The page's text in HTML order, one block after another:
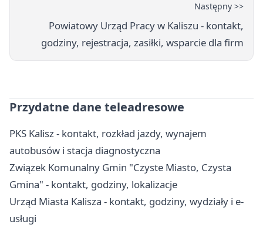
Następny >>
Powiatowy Urząd Pracy w Kaliszu - kontakt,
godziny, rejestracja, zasiłki, wsparcie dla firm
Przydatne dane teleadresowe
PKS Kalisz - kontakt, rozkład jazdy, wynajem
autobusów i stacja diagnostyczna
Związek Komunalny Gmin "Czyste Miasto, Czysta
Gmina" - kontakt, godziny, lokalizacje
Urząd Miasta Kalisza - kontakt, godziny, wydziały i e-
usługi